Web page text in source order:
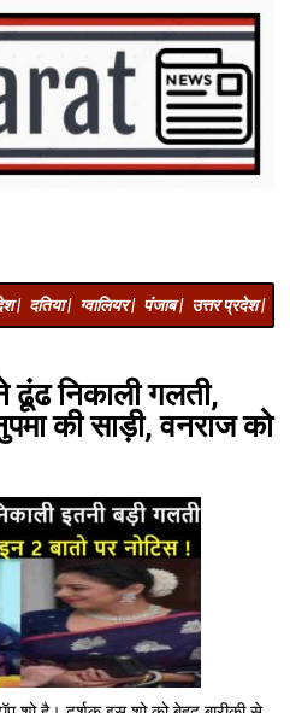
| दतिया | ग्वालियर | पंजाब | उत्तर प्रदेश |
ढूंढ निकाली गलती,
की साड़ी, वनराज को